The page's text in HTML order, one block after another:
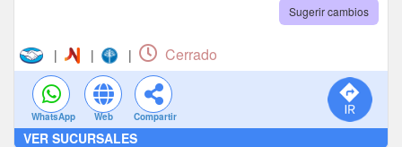
Sugerir cambios
| | | Cerrado
WhatsApp Web Compartir
VER SUCURSALES